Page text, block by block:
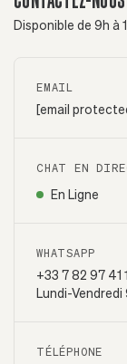
Disponible de 9h à
EMAIL
[email
CHAT EN
En Ligne
WHATSAPP
+33 7 82 97 41
Lundi-Vendredi
TÉLÉPHONE